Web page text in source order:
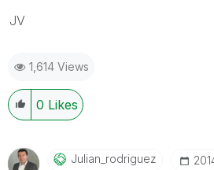
JV
1,614 Views
0 Likes
Julian_rodrigueZ